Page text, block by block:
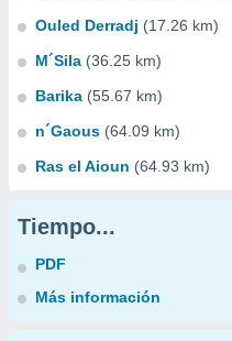
Ouled Derradj (17.26 km)
M´Sila (36.25 km)
Barika (55.67 km)
n´Gaous (64.09 km)
Ras el Aioun (64.93 km)
Tiempo...
PDF
Más información